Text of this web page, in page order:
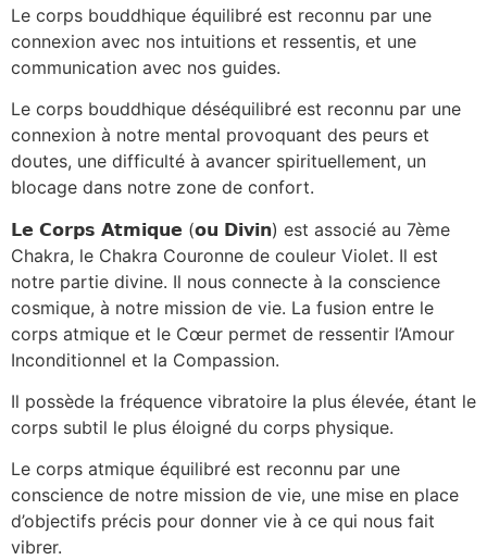
Le corps bouddhique équilibré est reconnu par une
connexion avec nos intuitions et ressentis, et une
communication avec nos guides.
Le corps bouddhique déséquilibré est reconnu par une
connexion à notre mental provoquant des peurs et
doutes, une difficulté à avancer spirituellement, un
blocage dans notre zone de confort.
𝗟𝗲 𝗖𝗼𝗿𝗽𝘀 𝗔𝘁𝗺𝗶𝗾𝘂𝗲 (𝗼𝘂 𝗗𝗶𝘃𝗶𝗻) est associé au 7ème
Chakra, le Chakra Couronne de couleur Violet. Il est
notre partie divine. Il nous connecte à la conscience
cosmique, à notre mission de vie. La fusion entre le
corps atmique et le Cœur permet de ressentir l’Amour
Inconditionnel et la Compassion.
Il possède la fréquence vibratoire la plus élevée, étant le
corps subtil le plus éloigné du corps physique.
Le corps atmique équilibré est reconnu par une
conscience de notre mission de vie, une mise en place
d’objectifs précis pour donner vie à ce qui nous fait
vibrer.